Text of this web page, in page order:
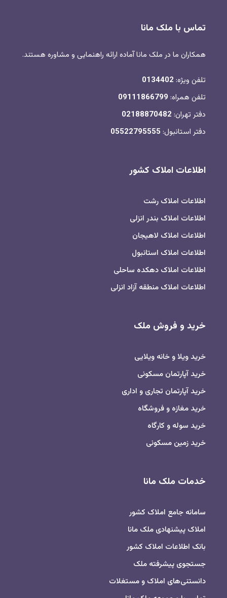
تماس با ملک مانا
همکاران ما در ملک مانا آماده ارائه راهنمایی و مشاوره هستند.
تلفن ویژه: 0134402
تلفن همراه: 09111866799
دفتر تهران: 02188870482
دفتر استانبول: 05522795555
اطلاعات املاک کشور
اطلاعات املاک رشت
اطلاعات املاک بندر انزلی
اطلاعات املاک لاهیجان
اطلاعات املاک استانبول
اطلاعات املاک دهکده ساحلی
اطلاعات املاک منطقه آزاد انزلی
خرید و فروش ملک
خرید ویلا و خانه ویلایی
خرید آپارتمان مسکونی
خرید آپارتمان تجاری و اداری
خرید مغازه و فروشگاه
خرید سوله و کارگاه
خرید زمین مسکونی
خدمات ملک مانا
سامانه جامع املاک کشور
املاک پیشنهادی ملک مانا
بانک اطلاعات املاک کشور
جستجوی پیشرفته ملک
دانستنی‌های املاک و مستغلات